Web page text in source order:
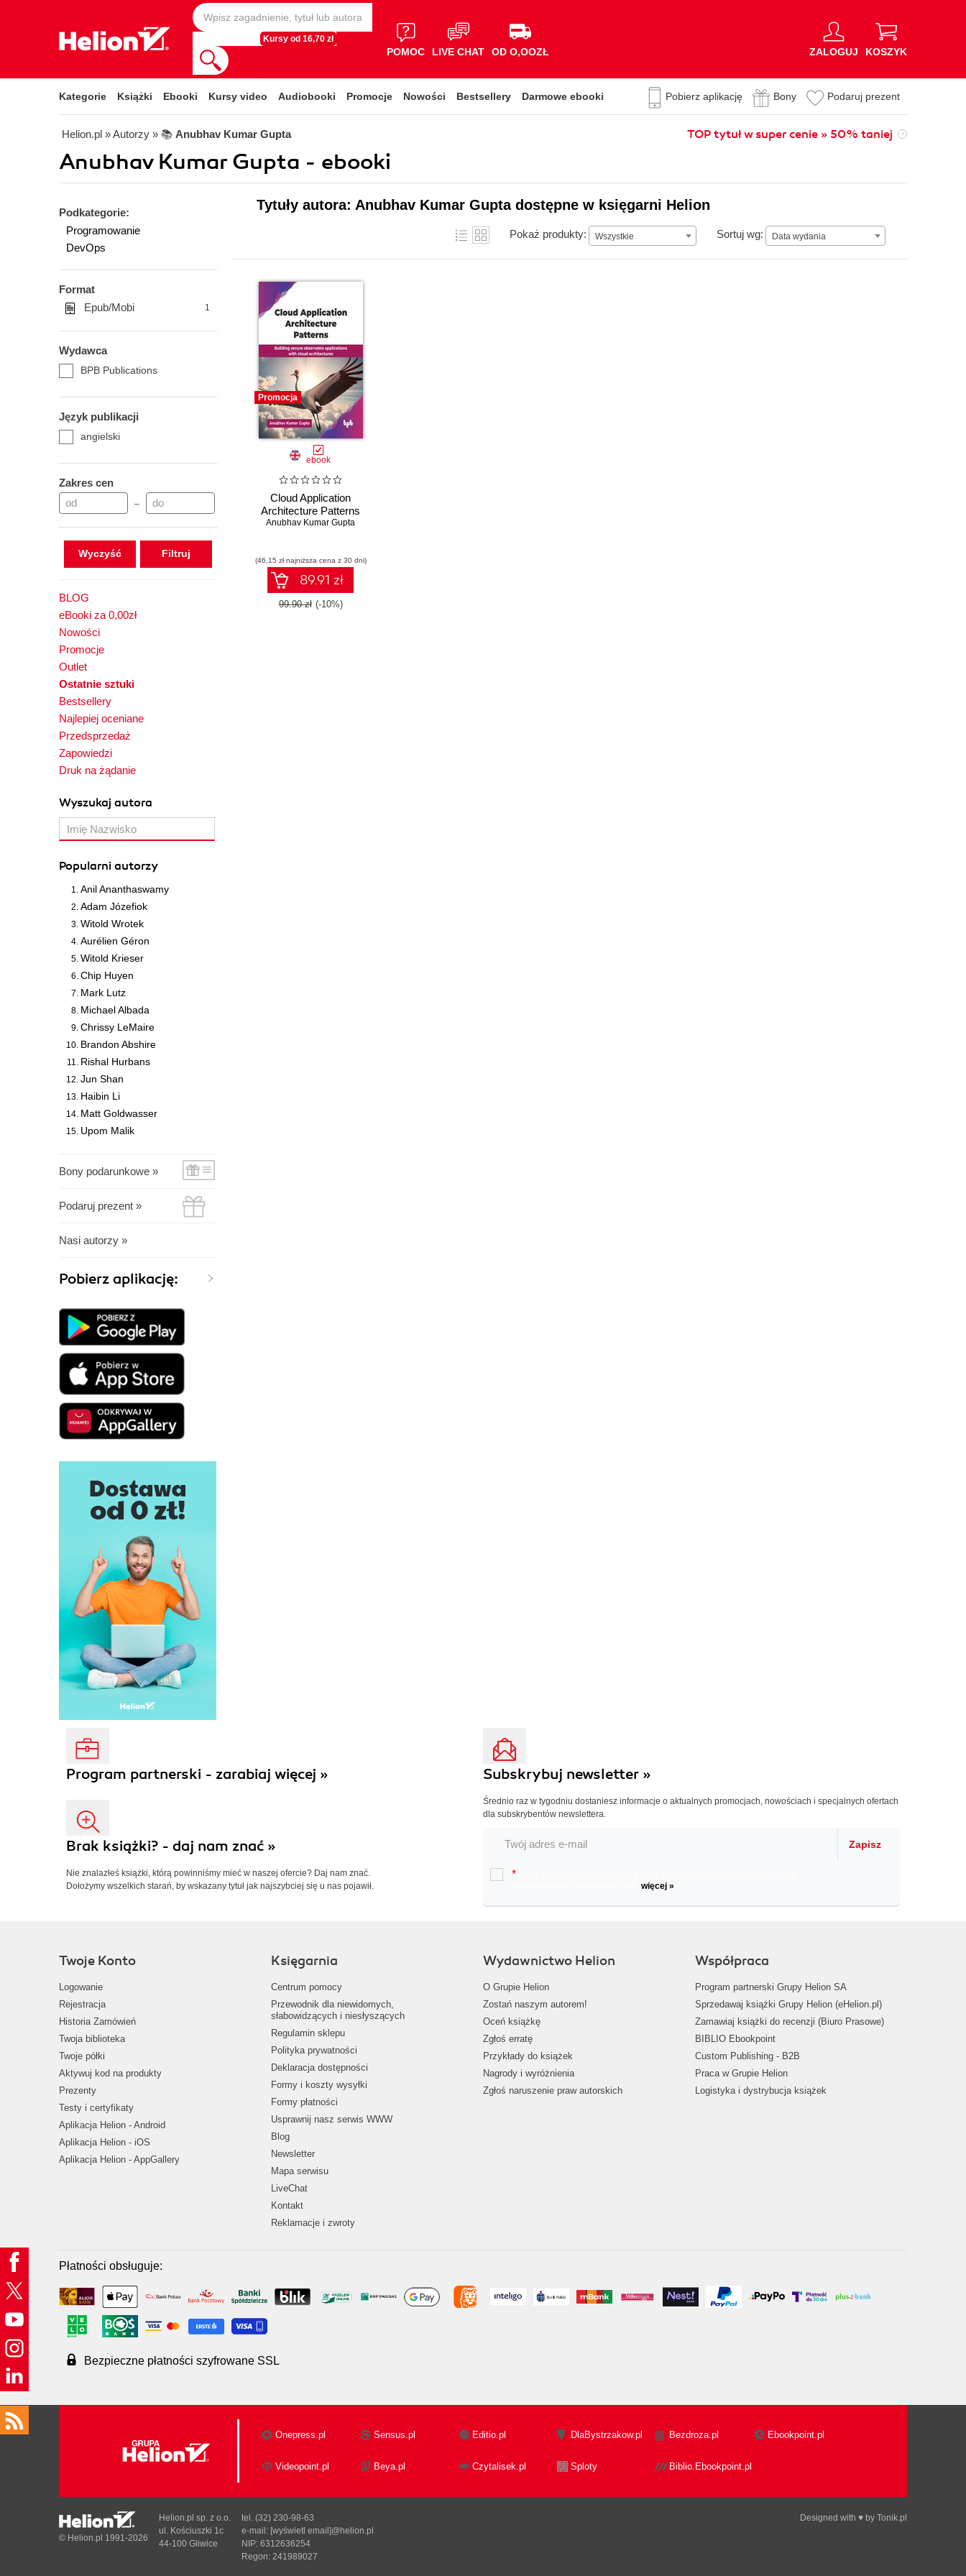
Kursy od 16,70 zł
POMOC LIVE CHAT OD O,OOZŁ ZALOGUJ KOSZYK
Kategorie Książki Ebooki Kursy video Audiobooki Promocje Nowości Bestsellery Darmowe ebooki Pobierz aplikację Bony Podaruj prezent
Helion.pl » Autorzy » 📚 Anubhav Kumar Gupta TOP tytuł w super cenie » 50% taniej
Anubhav Kumar Gupta - ebooki
Podkategorie:
Programowanie
DevOps
Format
Epub/Mobi
1
Wydawca
BPB Publications
Język publikacji
angielski
Zakres cen
–
Wyczyść
BLOG
eBooki za 0,00zł
Nowości
Promocje
Outlet
Ostatnie sztuki
Bestsellery
Najlepiej oceniane
Przedsprzedaż
Zapowiedzi
Druk na żądanie
Wyszukaj autora
Popularni autorzy
Anil Ananthaswamy
Adam Józefiok
Witold Wrotek
Aurélien Géron
Witold Krieser
Chip Huyen
Mark Lutz
Michael Albada
Chrissy LeMaire
Brandon Abshire
Rishal Hurbans
Jun Shan
Haibin Li
Matt Goldwasser
Upom Malik
Bony podarunkowe »
Podaruj prezent »
Nasi autorzy »
Pobierz aplikację:
Tytuły autora: Anubhav Kumar Gupta dostępne w księgarni Helion
Pokaż produkty: Wszystkie Sortuj wg: Data wydania
Data wydania
Promocja
ebook
Cloud Application
Architecture Patterns
Anubhav Kumar Gupta
(46,15 zł najniższa cena z 30 dni)
89.91 zł
99.90 zł (-10%)
Program partnerski - zarabiaj więcej »
Brak książki? - daj nam znać »
Nie znalazłeś książki, którą powinniśmy mieć w naszej ofercie? Daj nam znać.
Dołożymy wszelkich starań, by wskazany tytuł jak najszybciej się u nas pojawił.
Subskrybuj newsletter »
Średnio raz w tygodniu dostaniesz informacje o aktualnych promocjach, nowościach i specjalnych ofertach
dla subskrybentów newslettera.
Zapisz
*
więcej »
Twoje Konto
Logowanie
Rejestracja
Historia Zamówień
Twoja biblioteka
Twoje półki
Aktywuj kod na produkty
Prezenty
Testy i certyfikaty
Aplikacja Helion - Android
Aplikacja Helion - iOS
Aplikacja Helion - AppGallery
Księgarnia
Centrum pomocy
Przewodnik dla niewidomych,
słabowidzących i niesłyszących
Regulamin sklepu
Polityka prywatności
Deklaracja dostępności
Formy i koszty wysyłki
Formy płatności
Usprawnij nasz serwis WWW
Blog
Newsletter
Mapa serwisu
LiveChat
Kontakt
Reklamacje i zwroty
Wydawnictwo Helion
O Grupie Helion
Zostań naszym autorem!
Oceń książkę
Zgłoś erratę
Przykłady do książek
Nagrody i wyróżnienia
Zgłoś naruszenie praw autorskich
Współpraca
Program partnerski Grupy Helion SA
Sprzedawaj książki Grupy Helion (eHelion.pl)
Zamawiaj książki do recenzji (Biuro Prasowe)
BIBLIO Ebookpoint
Custom Publishing - B2B
Praca w Grupie Helion
Logistyka i dystrybucja książek
Płatności obsługuje:
Bezpieczne płatności szyfrowane SSL
Onepress.pl Sensus.pl Editio.pl DlaBystrzakow.pl Bezdroza.pl Ebookpoint.pl
Videopoint.pl Beya.pl Czytalisek.pl Sploty Biblio.Ebookpoint.pl
Designed with ♥ by Tonik.pl
© Helion.pl 1991-2026
Helion.pl sp. z o.o.
ul. Kościuszki 1c
44-100 Gliwice
tel. (32) 230-98-63
e-mail: [wyświetl email]@helion.pl
NIP: 6312636254
Regon: 241989027